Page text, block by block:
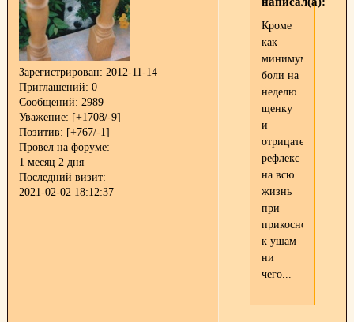
Зарегистрирован: 2012-11-14
Приглашений: 0
Сообщений: 2989
Уважение: [+1708/-9]
Позитив: [+767/-1]
Провел на форуме:
1 месяц 2 дня
Последний визит:
2021-02-02 18:12:37
Кроме
как
минимум
боли на
неделю
щенку
и
отрицательный
рефлекс
на всю
жизнь
при
прикосновении
к ушам
ни
чего...